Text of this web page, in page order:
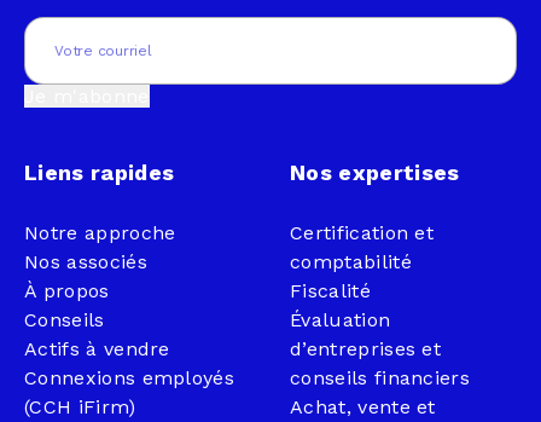
Email
Liens rapides
Notre approche
Nos associés
À propos
Conseils
Actifs à vendre
Connexions employés
(CCH iFirm)
Nos expertises
Certification et
comptabilité
Fiscalité
Évaluation
d’entreprises et
conseils financiers
Achat, vente et